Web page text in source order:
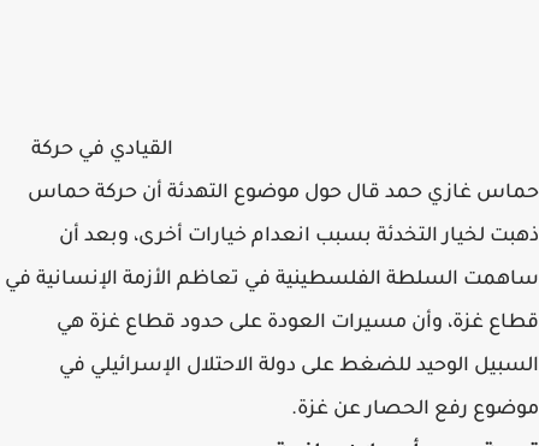
القيادي في حركة
حماس غازي حمد قال حول موضوع التهدئة أن حركة حماس
ذهبت لخيار التخدئة بسبب انعدام خيارات أخرى، وبعد أن
ساهمت السلطة الفلسطينية في تعاظم الأزمة الإنسانية في
قطاع غزة، وأن مسيرات العودة على حدود قطاع غزة هي
السبيل الوحيد للضغط على دولة الاحتلال الإسرائيلي في
موضوع رفع الحصار عن غزة.